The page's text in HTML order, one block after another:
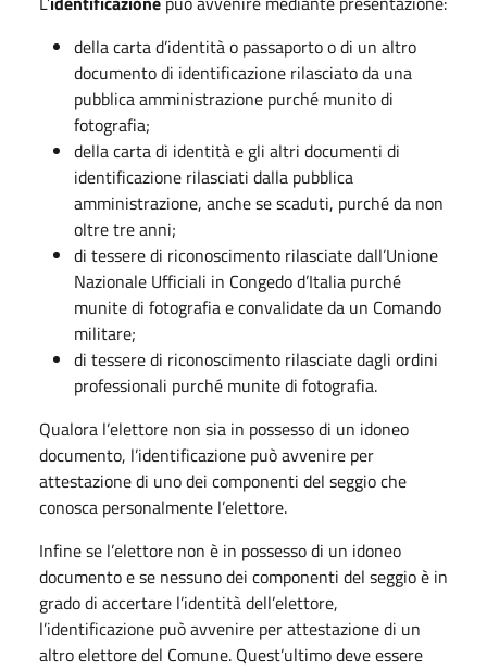
della carta d’identità o passaporto o di un altro
documento di identificazione rilasciato da una
pubblica amministrazione purché munito di
fotografia;
della carta di identità e gli altri documenti di
identificazione rilasciati dalla pubblica
amministrazione, anche se scaduti, purché da non
oltre tre anni;
di tessere di riconoscimento rilasciate dall’Unione
Nazionale Ufficiali in Congedo d’Italia purché
munite di fotografia e convalidate da un Comando
militare;
di tessere di riconoscimento rilasciate dagli ordini
professionali purché munite di fotografia.
Qualora l’elettore non sia in possesso di un idoneo
documento, l’identificazione può avvenire per
attestazione di uno dei componenti del seggio che
conosca personalmente l’elettore.
Infine se l’elettore non è in possesso di un idoneo
documento e se nessuno dei componenti del seggio è in
grado di accertare l’identità dell’elettore,
l’identificazione può avvenire per attestazione di un
altro elettore del Comune. Quest’ultimo deve essere